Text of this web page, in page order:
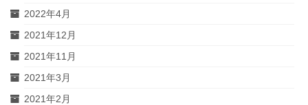
2022年4月
2021年12月
2021年11月
2021年3月
2021年2月